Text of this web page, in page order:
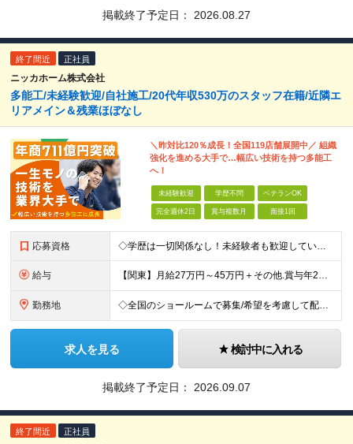
掲載終了予定日： 2026.08.27
終了間近 正社員
ニッカホーム株式会社
多能工/未経験歓迎/自社施工/20代年収530万のスタッフ在籍/近隣エ
リアメイン＆残業ほぼなし
＼昨対比120％成長！全国119店舗展開中／ 組織
強化を進める大手で…幅広い技術を持つ多能工
へ！
未経験歓迎 学歴不問 ベテランOK
完全週休2日 賞与複数月 面接1回
応募資格 ◇学歴は一切関係なし！未経験者も歓迎しています ◇30歳以下の方/普通自動車免許（AT限定可） ＼必須条件／ ・30歳以下の方（長期勤続によるキャリア形成のため） ・要普通免許（AT限定可） ＼募
給与 【関東】月給27万円～45万円＋その他.賞与年2回 【その他の地域】月給25万円～45万円＋その他.賞与年2回 ◆資格・能力等に応じて、それ以上の額からのスタートもあり！ 普免以外の資格やスキルがあ
勤務地 ◇全国のショールームで募集/希望を考慮して配属 ◇北海道/東北/関東/中部/近畿/中国・四国/九州 募集エリア ￣￣￣￣￣￣￣￣￣￣￣￣￣￣ ▽北海道エリア 北海道 ▽東北エリア 宮城県、福島県
求人を見る 検討中に入れる
掲載終了予定日： 2026.09.07
終了間近 正社員